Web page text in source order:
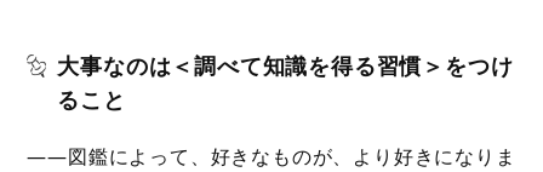
大事なのは＜調べて知識を得る習慣＞をつけ
ること
――図鑑によって、好きなものが、より好きになりま